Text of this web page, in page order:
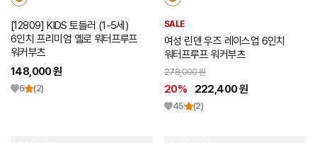
[12809] KIDS 토들러 (1-5세)
6인치 프리미엄 옐로 워터프루프
워커부츠
148,000 원
6 (2)
SALE
여성 린덴 우즈 레이스업 6인치
워터프루프 워커부츠
278,000 원
20% 222,400 원
45 (2)